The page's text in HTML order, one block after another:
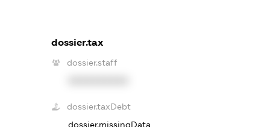
dossier.tax
dossier.staff
dossier.taxDebt
dossier.missingData